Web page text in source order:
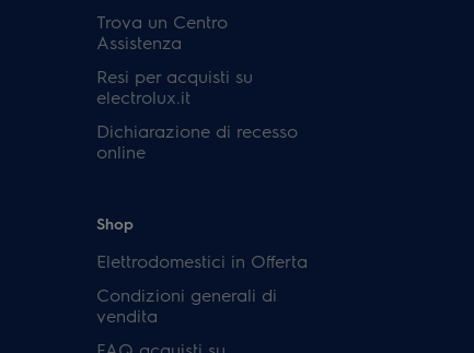
Trova un Centro
Assistenza
Resi per acquisti su
electrolux.it
Dichiarazione di recesso
online
Shop
Elettrodomestici in Offerta
Condizioni generali di
vendita